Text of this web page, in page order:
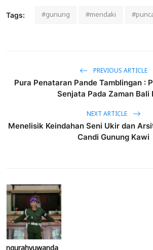
Tags: #gunung #mendaki
PREVIOUS ARTICLE
Pura Penataran Pande Tamblingan :
Senjata Pada Zaman Bali
NEXT ARTICLE
Menelisik Keindahan Seni Ukir dan
Candi Gunung Kawi